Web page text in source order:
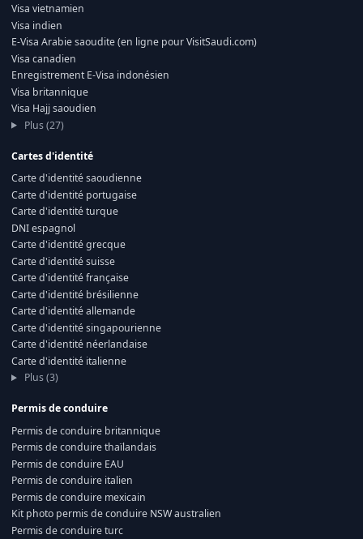
Visa vietnamien
Visa indien
E-Visa Arabie saoudite (en ligne pour VisitSaudi.com)
Visa canadien
Enregistrement E-Visa indonésien
Visa britannique
Visa Hajj saoudien
Plus (27)
Cartes d'identité
Carte d'identité saoudienne
Carte d'identité portugaise
Carte d'identité turque
DNI espagnol
Carte d'identité grecque
Carte d'identité suisse
Carte d'identité française
Carte d'identité brésilienne
Carte d'identité allemande
Carte d'identité singapourienne
Carte d'identité néerlandaise
Carte d'identité italienne
Plus (3)
Permis de conduire
Permis de conduire britannique
Permis de conduire thaïlandais
Permis de conduire EAU
Permis de conduire italien
Permis de conduire mexicain
Kit photo permis de conduire NSW australien
Permis de conduire turc